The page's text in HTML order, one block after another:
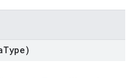
Type)